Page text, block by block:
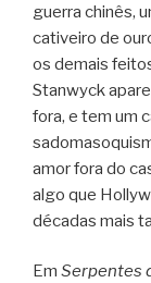
guerra chinês,
cativeiro de
os demais
Stanwyck
fora, e tem um
amor fora do
algo que
décadas mais
Em Serpentes